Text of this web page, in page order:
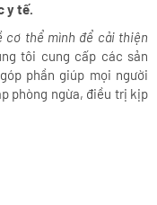
y tế.
cơ thể mình để cải thiện
tôi cung cấp các sản
phần giúp mọi người
phòng ngừa, điều trị kịp